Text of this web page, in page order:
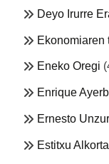
Deyo Irurre
Ekonomiaren
Eneko Oregi
Enrique
Ernesto
Estitxu Alkorta